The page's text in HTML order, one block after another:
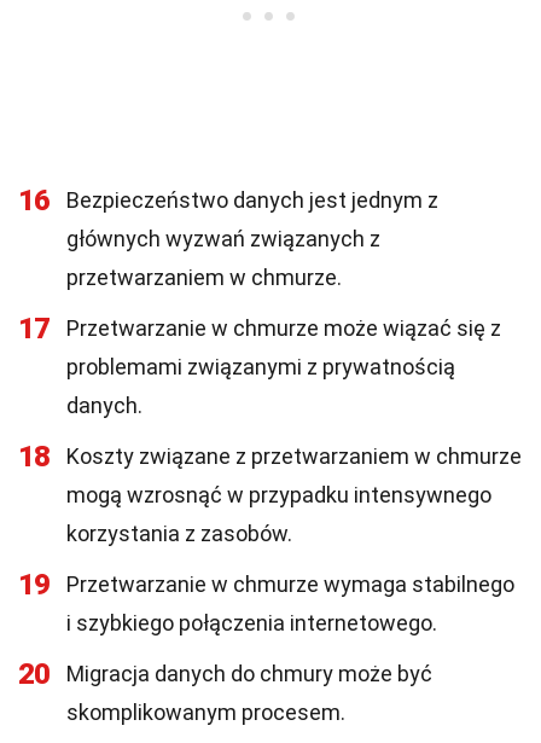
16
Bezpieczeństwo danych jest jednym z
głównych wyzwań związanych z
przetwarzaniem w chmurze.
17
Przetwarzanie w chmurze może wiązać się z
problemami związanymi z prywatnością
danych.
18
Koszty związane z przetwarzaniem w chmurze
mogą wzrosnąć w przypadku intensywnego
korzystania z zasobów.
19
Przetwarzanie w chmurze wymaga stabilnego
i szybkiego połączenia internetowego.
20
Migracja danych do chmury może być
skomplikowanym procesem.